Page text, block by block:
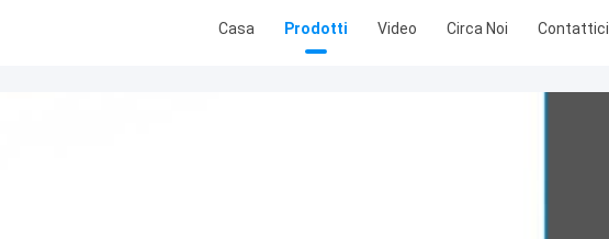
Casa Prodotti Video Circa Noi Contattici